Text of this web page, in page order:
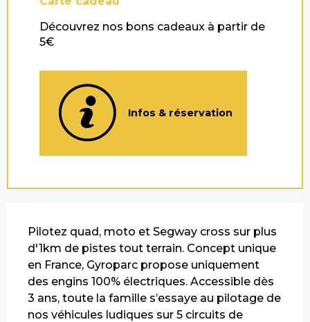
Découvrez nos bons cadeaux à partir de
5€
Infos & réservation
Pilotez quad, moto et Segway cross sur plus
d'1km de pistes tout terrain. Concept unique
en France, Gyroparc propose uniquement
des engins 100% électriques. Accessible dès
3 ans, toute la famille s’essaye au pilotage de
nos véhicules ludiques sur 5 circuits de